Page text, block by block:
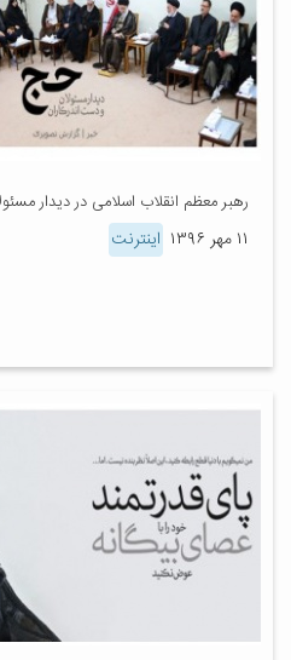
رهبر معظم انقلاب اسلامی در دیدار
۱۱ مهر ۱۳۹۶ اینترنت